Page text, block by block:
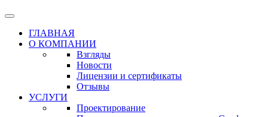
ГЛАВНАЯ
О КОМПАНИИ
Взгляды
Новости
Лицензии и сертификаты
Отзывы
УСЛУГИ
Проектирование